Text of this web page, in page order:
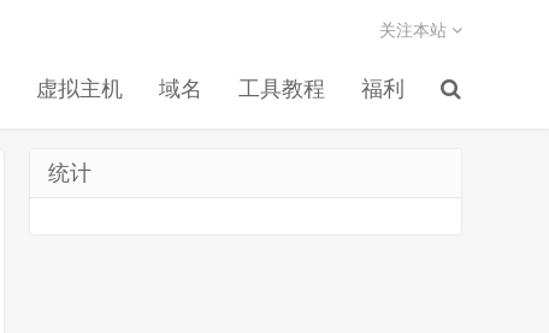
虚拟主机 域名 工具教程 福利
关注本站
统计